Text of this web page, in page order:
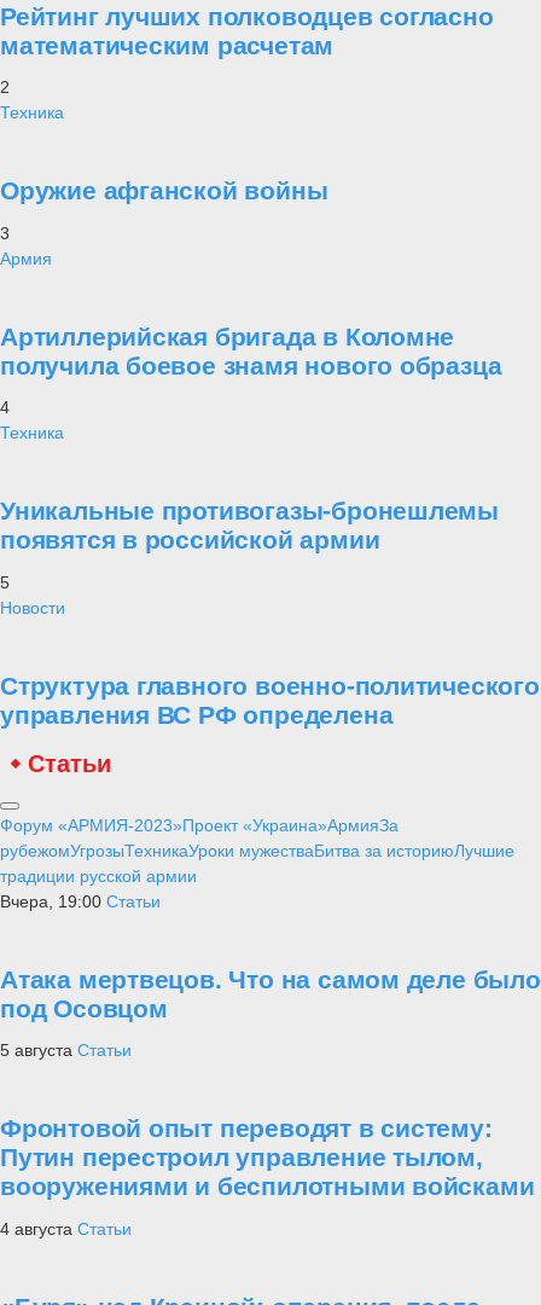
Рейтинг лучших полководцев согласно
математическим расчетам
2
Техника
Оружие афганской войны
3
Армия
Артиллерийская бригада в Коломне
получила боевое знамя нового образца
4
Техника
Уникальные противогазы-бронешлемы
появятся в российской армии
5
Новости
Структура главного военно-политического
управления ВС РФ определена
Статьи
Форум «АРМИЯ-2023»Проект «Украина»АрмияЗа
рубежомУгрозыТехникаУроки мужестваБитва за историюЛучшие
традиции русской армии
Вчера, 19:00 Статьи
Атака мертвецов. Что на самом деле было
под Осовцом
5 августа Статьи
Фронтовой опыт переводят в систему:
Путин перестроил управление тылом,
вооружениями и беспилотными войсками
4 августа Статьи